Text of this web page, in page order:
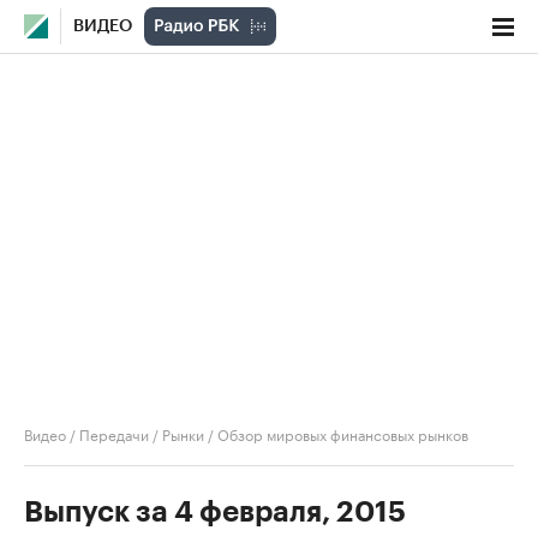
ВИДЕО
Видео / Передачи / Рынки /Обзор мировых финансовых рынков
Выпуск за 4 февраля, 2015